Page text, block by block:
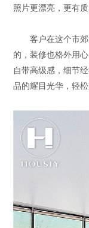
照片更漂亮，更有质
客户在这个市郊
的，装修也格外用
自带高级感，细节
品的耀目光华，轻